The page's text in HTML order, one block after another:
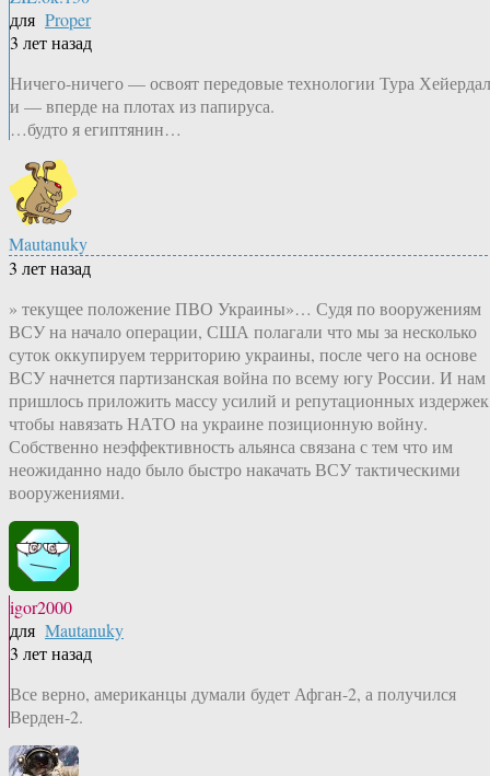
для Proper
3 лет назад
Ничего-ничего — освоят передовые технологии Тура
и — вперде на плотах из папируса.
…будто я египтянин…
Mautanuky
3 лет назад
» текущее положение ПВО Украины»… Судя по вооружениям
ВСУ на начало операции, США полагали что мы за несколько
суток оккупируем территорию украины, после чего на основе
ВСУ начнется партизанская война по всему югу России. И нам
пришлось приложить массу усилий и репутационных
чтобы навязать НАТО на украине позиционную войну.
Собственно неэффективность альянса связана с тем что им
неожиданно надо было быстро накачать ВСУ тактическими
вооружениями.
igor2000
для Mautanuky
3 лет назад
Все верно, американцы думали будет Афган-2, а получился
Верден-2.